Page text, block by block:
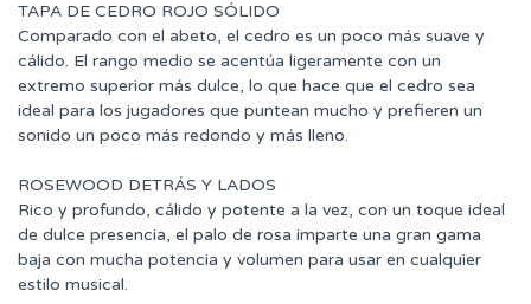
TAPA DE CEDRO ROJO SÓLIDO
Comparado con el abeto, el cedro es un poco más suave y
cálido. El rango medio se acentúa ligeramente con un
extremo superior más dulce, lo que hace que el cedro sea
ideal para los jugadores que puntean mucho y prefieren un
sonido un poco más redondo y más lleno.
ROSEWOOD DETRÁS Y LADOS
Rico y profundo, cálido y potente a la vez, con un toque ideal
de dulce presencia, el palo de rosa imparte una gran gama
baja con mucha potencia y volumen para usar en cualquier
estilo musical.